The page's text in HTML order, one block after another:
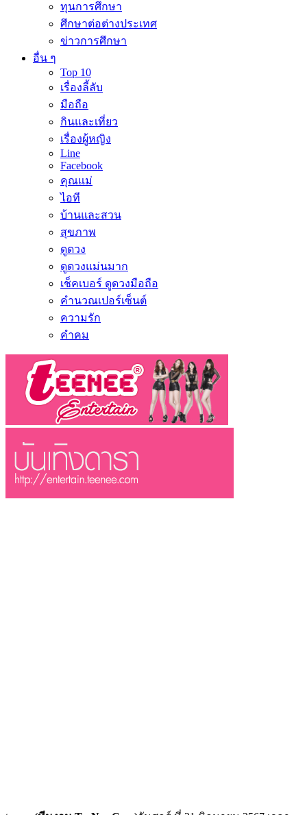
ทุนการศึกษา
ศึกษาต่อต่างประเทศ
ข่าวการศึกษา
อื่น ๆ
Top 10
เรื่องลี้ลับ
มือถือ
กินและเที่ยว
เรื่องผู้หญิง
Line
Facebook
คุณแม่
ไอที
บ้านและสวน
สุขภาพ
ดูดวง
ดูดวงแม่นมาก
เช็คเบอร์ ดูดวงมือถือ
คำนวณเปอร์เซ็นต์
ความรัก
คำคม